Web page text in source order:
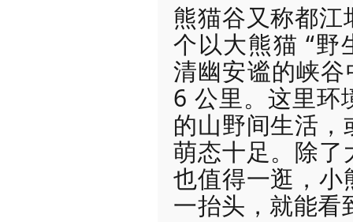
熊猫谷又称都
个以大熊猫 “野
清幽安谧的峡
6 公里。这里环
的山野间生活
萌态十足。除
也值得一逛，
一抬头，就能看